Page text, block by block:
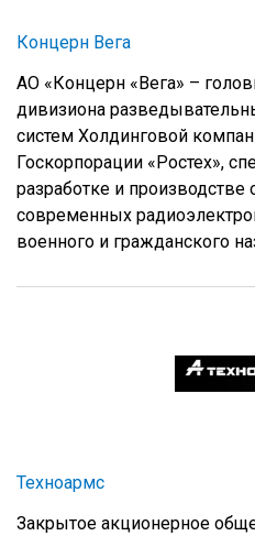
Концерн Вега
АО «Концерн «Вега» –
дивизиона
систем Холдинговой
Госкорпорации «Ростех»,
разработке и
современных
военного и гражданского
Техноармс
Закрытое акционерное